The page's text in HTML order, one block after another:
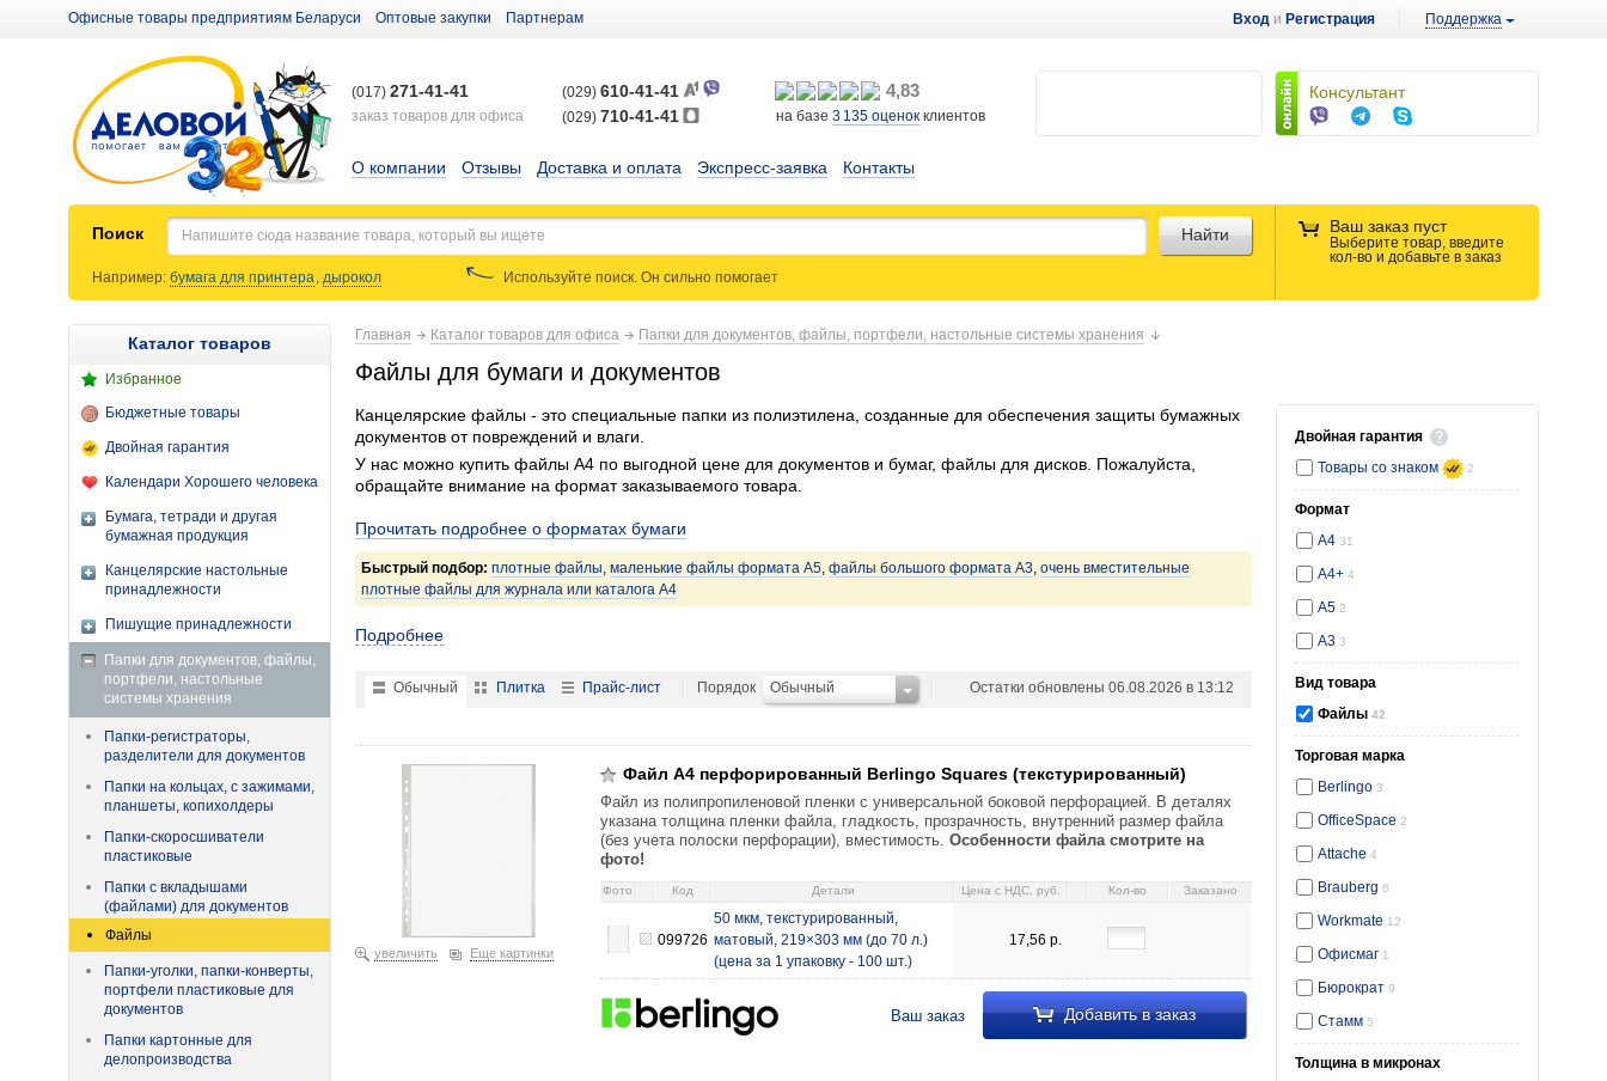
Вход и Регистрация Поддержка
Офисные товары предприятиям Беларуси Оптовые закупки Партнерам
Консультант
(017) 271-41-41
заказ товаров для офиса
(029) 610-41-41
(029) 710-41-41
4,83
на базе 3 135 оценок клиентов
О компании Отзывы Доставка и оплата Экспресс-заявка Контакты
Поиск Ваш заказ пуст
Выберите товар, введите
кол-во и добавьте в заказ
Найти
Например: бумага для принтера, дырокол Используйте поиск. Он сильнопомогает
Каталог товаров
Избранное
Бюджетные товары
Двойная гарантия
Календари Хорошего человека
Бумага, тетради и другая
бумажная продукция
Канцелярские настольные
принадлежности
Пишущие принадлежности
Папки для документов, файлы,
портфели, настольные
системы хранения
Папки-регистраторы,
разделители для документов
Папки на кольцах, с зажимами,
планшеты, копихолдеры
Папки-скоросшиватели
пластиковые
Папки с вкладышами
(файлами) для документов
Файлы
Папки-уголки, папки-конверты,
портфели пластиковые для
документов
Папки картонные для
делопроизводства
Главная Каталог товаров для офиса Папки для документов, файлы, портфели, настольные системы хранения
Файлы для бумаги и документов
Двойная гарантия
Товары со знаком
2
Формат
А4 31
А4+ 4
А5 2
А3 3
Вид товара
Файлы 42
Торговая марка
Berlingo 3
OfficeSpace 2
Attache 4
Brauberg 6
Workmate 12
Офисмаг 1
Бюрократ 9
Стамм 5
Толщина в микронах
Канцелярские файлы - это специальные папки из полиэтилена, созданные для обеспечения защиты бумажных
документов от повреждений и влаги.
У нас можно купить файлы А4 по выгодной цене для документов и бумаг, файлы для дисков. Пожалуйста,
обращайте внимание на формат заказываемого товара.
Прочитать подробнее о форматах бумаги
Быстрый подбор: плотные файлы, маленькие файлы формата А5, файлы большого формата А3, очень вместительные
плотные файлы для журнала или каталога А4
Подробнее
Обычный Плитка Прайс-лист Порядок Обычный Остатки обновлены 06.08.2026 в 13:12
увеличить Еще картинки
Файл А4 перфорированный Berlingo Squares (текстурированный)
Файл из полипропиленовой пленки с универсальной боковой перфорацией. В деталях
указана толщина пленки файла, гладкость, прозрачность, внутренний размер файла
(без учета полоски перфорации), вместимость. Особенности файла смотрите на
фото!
Фото Код Детали Цена c НДС, руб. Кол-во Заказано
099726
50 мкм, текстурированный,
матовый, 219×303 мм (до 70 л.)
(цена за 1 упаковку - 100 шт.)
17,56 р.
Ваш заказ Добавить в заказ